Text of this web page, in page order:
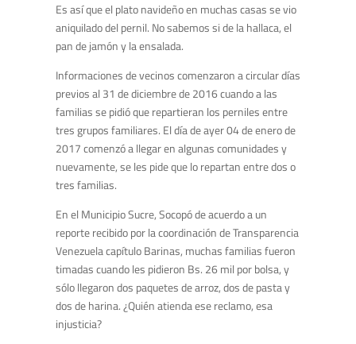
Es así que el plato navideño en muchas casas se vio
aniquilado del pernil. No sabemos si de la hallaca, el
pan de jamón y la ensalada.
Informaciones de vecinos comenzaron a circular días
previos al 31 de diciembre de 2016 cuando a las
familias se pidió que repartieran los perniles entre
tres grupos familiares. El día de ayer 04 de enero de
2017 comenzó a llegar en algunas comunidades y
nuevamente, se les pide que lo repartan entre dos o
tres familias.
En el Municipio Sucre, Socopó de acuerdo a un
reporte recibido por la coordinación de Transparencia
Venezuela capítulo Barinas, muchas familias fueron
timadas cuando les pidieron Bs. 26 mil por bolsa, y
sólo llegaron dos paquetes de arroz, dos de pasta y
dos de harina. ¿Quién atienda ese reclamo, esa
injusticia?